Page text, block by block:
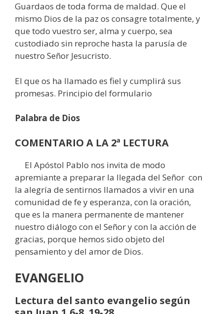
Guardaos de toda forma de maldad. Que el
mismo Dios de la paz os consagre totalmente, y
que todo vuestro ser, alma y cuerpo, sea
custodiado sin reproche hasta la parusía de
nuestro Señor Jesucristo.
El que os ha llamado es fiel y cumplirá sus
promesas. Principio del formulario
Palabra de Dios
COMENTARIO A LA 2ª LECTURA
El Apóstol Pablo nos invita de modo
apremiante a preparar la llegada del Señor con
la alegría de sentirnos llamados a vivir en una
comunidad de fe y esperanza, con la oración,
que es la manera permanente de mantener
nuestro diálogo con el Señor y con la acción de
gracias, porque hemos sido objeto del
pensamiento y del amor de Dios.
EVANGELIO
Lectura del santo evangelio según